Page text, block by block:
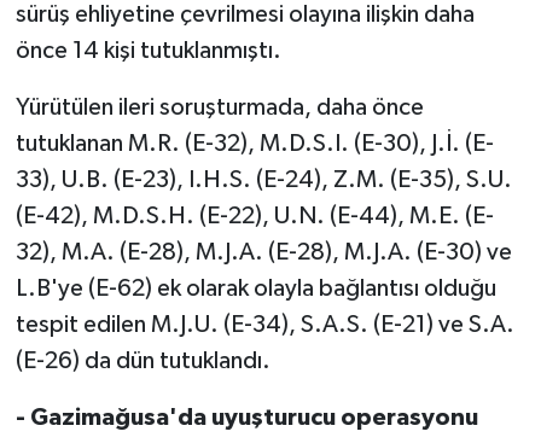
sürüş ehliyetine çevrilmesi olayına ilişkin daha
önce 14 kişi tutuklanmıştı.
Yürütülen ileri soruşturmada, daha önce
tutuklanan M.R. (E-32), M.D.S.I. (E-30), J.İ. (E-
33), U.B. (E-23), I.H.S. (E-24), Z.M. (E-35), S.U.
(E-42), M.D.S.H. (E-22), U.N. (E-44), M.E. (E-
32), M.A. (E-28), M.J.A. (E-28), M.J.A. (E-30) ve
L.B'ye (E-62) ek olarak olayla bağlantısı olduğu
tespit edilen M.J.U. (E-34), S.A.S. (E-21) ve S.A.
(E-26) da dün tutuklandı.
- Gazimağusa'da uyuşturucu operasyonu
SAĞLIK
SİYASET
TATLISU
TEKNOLOJİ
TİCARET
YAŞAM